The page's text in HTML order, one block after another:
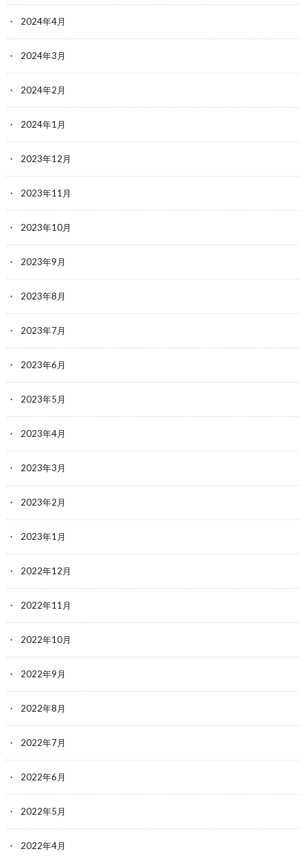
2024年4月
2024年3月
2024年2月
2024年1月
2023年12月
2023年11月
2023年10月
2023年9月
2023年8月
2023年7月
2023年6月
2023年5月
2023年4月
2023年3月
2023年2月
2023年1月
2022年12月
2022年11月
2022年10月
2022年9月
2022年8月
2022年7月
2022年6月
2022年5月
2022年4月